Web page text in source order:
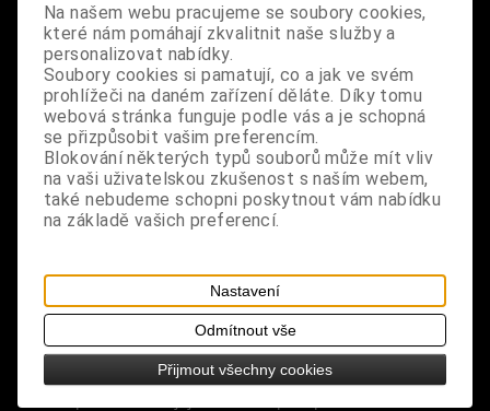
Dopřejte si chvíle odpočinku a relaxace se sladkou,
vanilkovou vůní prérijní trávy. Naplňte svůj domov
pozitivní energií prostřednictvím krásné, jemné
vůně.
složení: přírodní sušená tráva, provázek
popis: sladká tráva je tráva rostoucí v prérijních
oblastech USA a Kanady
vůně: sladká, lehce vanilková
rozměry: délka copu cca 10 cm
návod na vykuřování: cop na jednom konci
Na našem webu pracujeme se soubory cookies,
které nám pomáhají zkvalitnit naše služby a
personalizovat nabídky.
Soubory cookies si pamatují, co a jak ve svém
prohlížeči na daném zařízení děláte. Díky tomu
webová stránka funguje podle vás a je schopná
se přizpůsobit vašim preferencím.
Blokování některých typů souborů může mít vliv
na vaši uživatelskou zkušenost s naším webem,
také nebudeme schopni poskytnout vám nabídku
na základě vašich preferencí.
Nastavení
Odmítnout vše
Přijmout všechny cookies